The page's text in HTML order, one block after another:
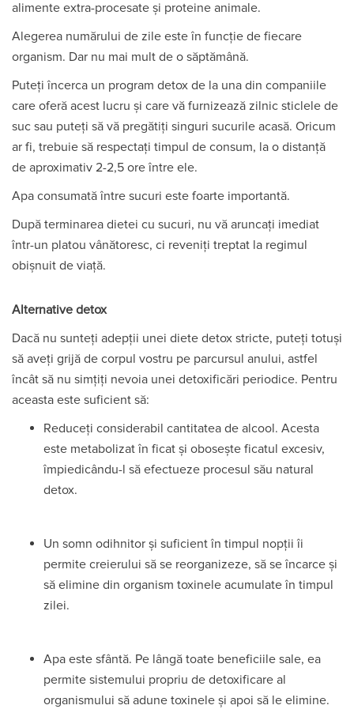
alimente extra-procesate și proteine animale.
Alegerea numărului de zile este în funcție de fiecare
organism. Dar nu mai mult de o săptămână.
Puteți încerca un program detox de la una din companiile
care oferă acest lucru și care vă furnizează zilnic sticlele de
suc sau puteți să vă pregătiți singuri sucurile acasă. Oricum
ar fi, trebuie să respectați timpul de consum, la o distanță
de aproximativ 2-2,5 ore între ele.
Apa consumată între sucuri este foarte importantă.
După terminarea dietei cu sucuri, nu vă aruncați imediat
într-un platou vânătoresc, ci reveniți treptat la regimul
obișnuit de viață.
Alternative detox
Dacă nu sunteți adepții unei diete detox stricte, puteți totuși
să aveți grijă de corpul vostru pe parcursul anului, astfel
încât să nu simțiți nevoia unei detoxificări periodice. Pentru
aceasta este suficient să:
Reduceți considerabil cantitatea de alcool. Acesta
este metabolizat în ficat și obosește ficatul excesiv,
împiedicându-l să efectueze procesul său natural
detox.
Un somn odihnitor și suficient în timpul nopții îi
permite creierului să se reorganizeze, să se încarce și
să elimine din organism toxinele acumulate în timpul
zilei.
Apa este sfântă. Pe lângă toate beneficiile sale, ea
permite sistemului propriu de detoxificare al
organismului să adune toxinele și apoi să le elimine.